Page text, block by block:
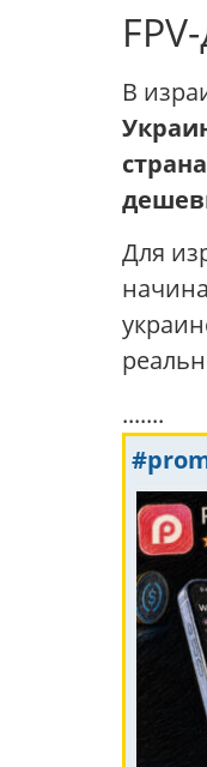
В
Для
.......